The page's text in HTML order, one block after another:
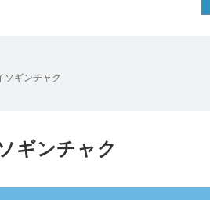
ソギンチャク
ギンチャク